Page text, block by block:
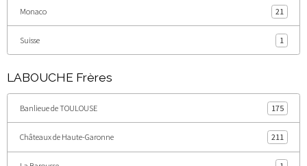
Monaco 21
Suisse 1
LABOUCHE Frères
Banlieue de TOULOUSE 175
Châteaux de Haute-Garonne 211